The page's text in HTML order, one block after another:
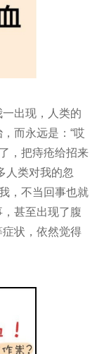
出现，人类的
而永远是：“哎
，把痔疮给招来
人类对我的忽
，不当回事也就
甚至出现了腹
状，依然觉得